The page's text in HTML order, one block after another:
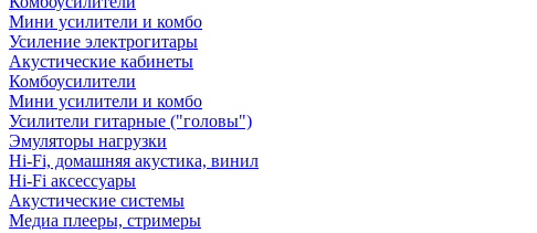
Мини усилители и комбо
Усиление электрогитары
Акустические кабинеты
Комбоусилители
Мини усилители и комбо
Усилители гитарные ("головы")
Эмуляторы нагрузки
Hi-Fi, домашняя акустика, винил
Hi-Fi аксессуары
Акустические системы
Медиа плееры, стримеры